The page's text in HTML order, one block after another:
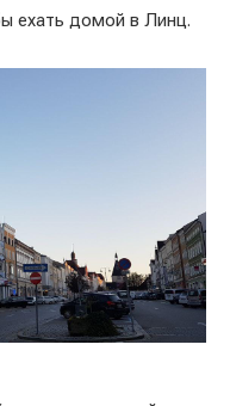
ехать домой в Линц.